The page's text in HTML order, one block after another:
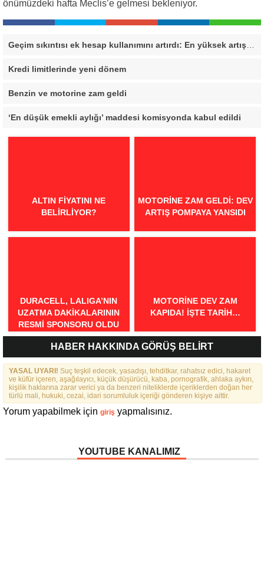
önümüzdeki hafta Meclis’e gelmesi bekleniyor.
Kredi limitlerinde yeni dönem
Benzin ve motorine zam geldi
‘En düşük emekli aylığı’ maddesi komisyonda kabul edildi
ALTIN FIYATINI NE
BELIRLIYOR?
MOTORINE ZAM GELDI: DEV
ARTIŞ POMPAYA YANSIDI
DURACELL, LALIGA’NIN
UZATMA DAKIKALARININ
RESMI SPONSORU OLDU
MOTORINE DEV ZAM
KAPIDA! İŞTE TARIH…
HABER HAKKINDA GÖRÜŞ BELİRT
YASAL UYARI! Suç teşkil edecek, yasadışı, tehditkar, rahatsız edici, hakaret
ve küfür içeren, aşağılayıcı, küçük düşürücü, kaba, pornografik, ahlaka aykırı,
kişilik haklarına zarar verici ya da benzeri niteliklerde içeriklerden doğan her
türlü mali, hukuki, cezai, idari sorumluluk içeriği gönderen kişiye aittir.
Yorum yapabilmek için giriş yapmalısınız.
YOUTUBE KANALIMIZ